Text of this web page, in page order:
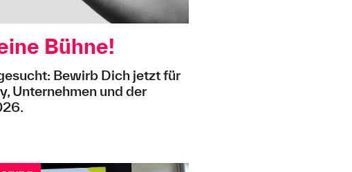
Bühne!
Bewirb Dich jetzt für
Unternehmen und der